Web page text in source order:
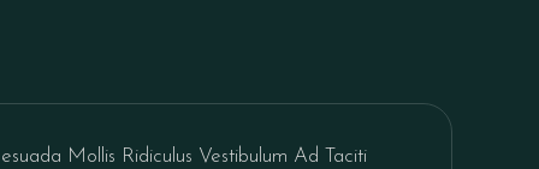
Mollis Ridiculus Vestibulum Ad Taciti